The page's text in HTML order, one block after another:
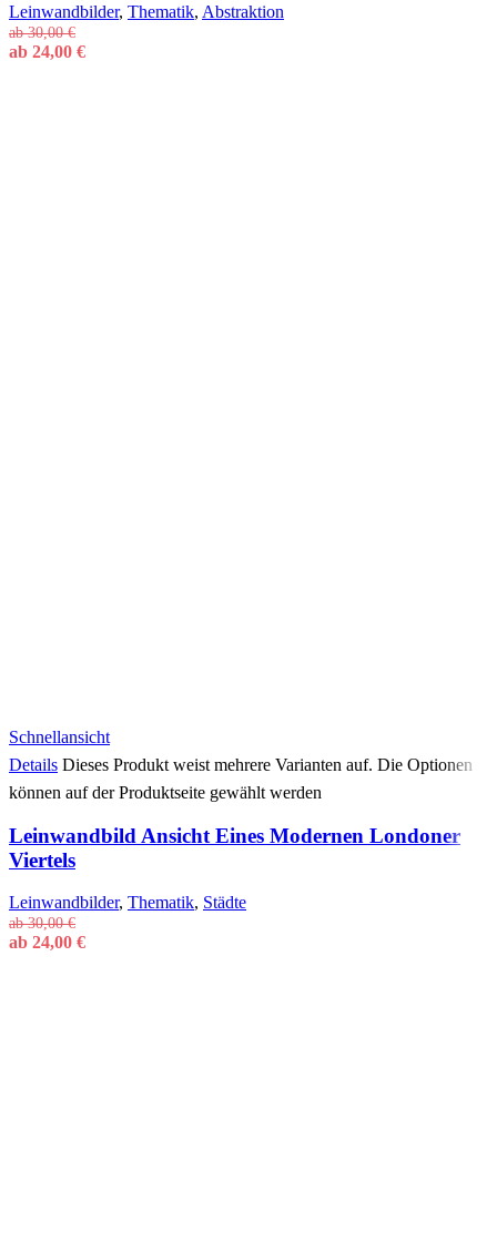
Leinwandbilder, Thematik, Abstraktion
ab30,00€
ab 24,00 €
Schnellansicht
Details Dieses Produkt weist mehrere Varianten auf. Die Optionen
können auf der Produktseite gewählt werden
Leinwandbild Ansicht Eines Modernen Londoner
Viertels
Leinwandbilder, Thematik, Städte
ab30,00€
ab 24,00 €